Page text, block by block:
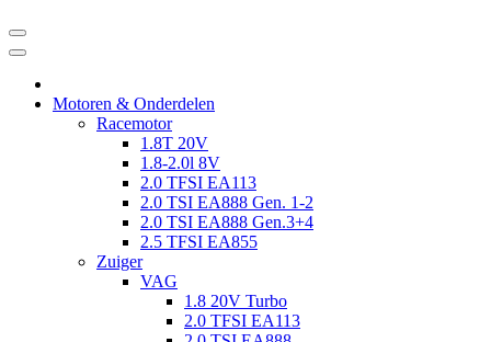
Motoren & Onderdelen
Racemotor
1.8T 20V
1.8-2.0l 8V
2.0 TFSI EA113
2.0 TSI EA888 Gen. 1-2
2.0 TSI EA888 Gen.3+4
2.5 TFSI EA855
Zuiger
VAG
1.8 20V Turbo
2.0 TFSI EA113